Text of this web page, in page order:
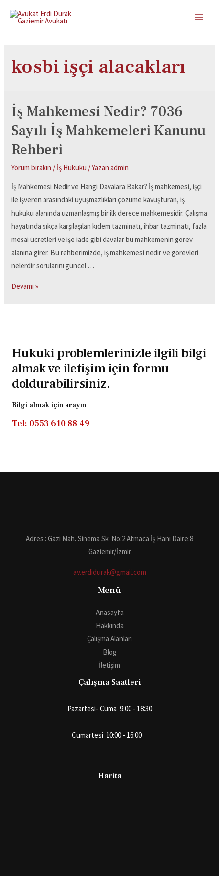
kosbi işçi alacakları
İş Mahkemesi Nedir? 7036
Sayılı İş Mahkemeleri Kanunu
Rehberi
Yorum bırakın / İş Hukuku / Yazan admin
İş Mahkemesi Nedir ve Hangi Davalara Bakar? İş mahkemesi, işçi
ile işveren arasındaki uyuşmazlıkları çözüme kavuşturan, iş
hukuku alanında uzmanlaşmış bir ilk derece mahkemesidir. Çalışma
hayatında sıkça karşılaşılan kıdem tazminatı, ihbar tazminatı, fazla
mesai ücretleri ve işe iade gibi davalar bu mahkemenin görev
alanına girer. Bu rehberimizde, iş mahkemesi nedir ve görevleri
nelerdir sorularını güncel …
Devamı »
Hukuki problemlerinizle ilgili bilgi
almak ve iletişim için formu
doldurabilirsiniz.
Bilgi almak için arayın
Tel: 0553 610 88 49
Adres : Gazi Mah. Sinema Sk. No:2 Atmaca İş Hanı Daire:8
Gaziemir/İzmir
av.erdidurak@gmail.com
Menü
Anasayfa
Hakkında
Çalışma Alanları
Blog
İletişim
Çalışma Saatleri
Pazartesi- Cuma 9:00 - 18:30
Cumartesi 10:00 - 16:00
Harita